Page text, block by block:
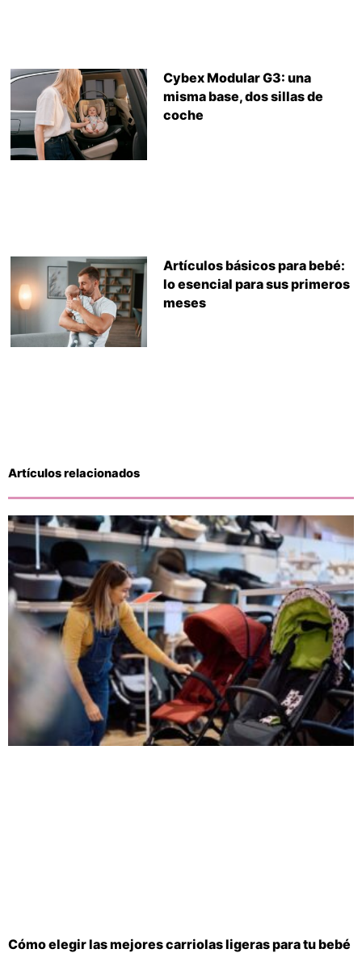
Cybex Modular G3: una
misma base, dos sillas de
coche
Artículos básicos para bebé:
lo esencial para sus primeros
meses
Artículos relacionados
Cómo elegir las mejores carriolas ligeras para tu bebé